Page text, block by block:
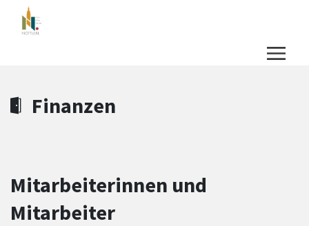
Zum Hauptinhalt springen
Finanzen
Mitarbeiterinnen und
Mitarbeiter